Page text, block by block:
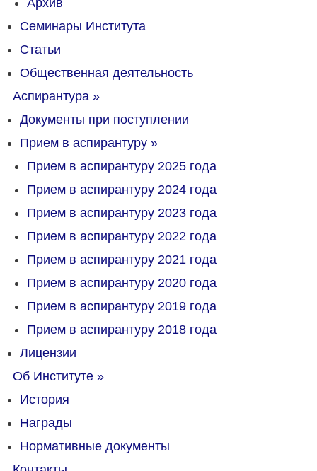
Архив
Семинары Института
Статьи
Общественная деятельность
Аспирантура »
Документы при поступлении
Прием в аспирантуру »
Прием в аспирантуру 2025 года
Прием в аспирантуру 2024 года
Прием в аспирантуру 2023 года
Прием в аспирантуру 2022 года
Прием в аспирантуру 2021 года
Прием в аспирантуру 2020 года
Прием в аспирантуру 2019 года
Прием в аспирантуру 2018 года
Лицензии
Об Институте »
История
Награды
Нормативные документы